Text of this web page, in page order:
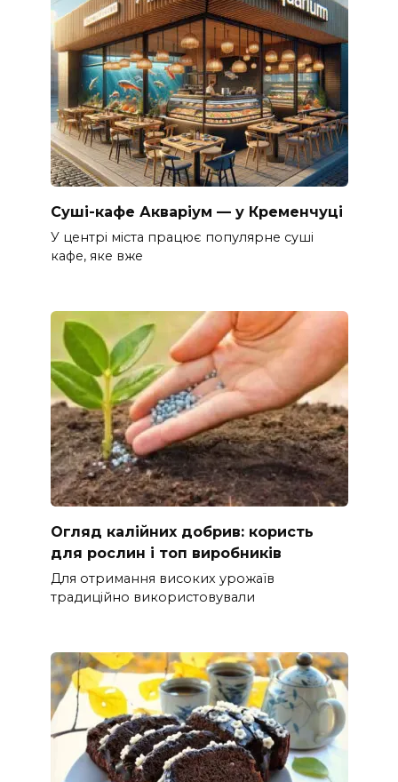
Суші-кафе Акваріум — у Кременчуці
У центрі міста працює популярне суші
кафе, яке вже
Огляд калійних добрив: користь
для рослин і топ виробників
Для отримання високих урожаїв
традиційно використовували